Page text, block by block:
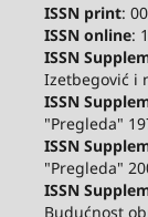
ISSN print:
ISSN online:
ISSN
Izetbegović i
ISSN
"Pregleda"
ISSN
"Pregleda"
ISSN
Budućnost